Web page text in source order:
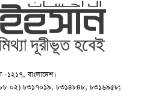
১২১৭, বাংলাদেশ।
০২) ৮৩১৭০১৯, ৮৩১৪৮৪৮, ৮৩১৬৯৫৮;